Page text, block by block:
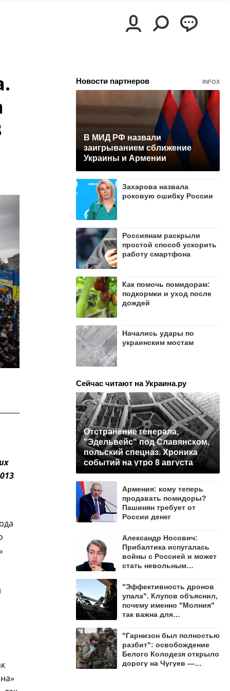
Новости партнеров INFOX
В МИД РФ назвали
заигрыванием сближение
Украины и Армении
Захарова назвала
роковую ошибку России
Россиянам раскрыли
простой способ ускорить
работу смартфона
Как помочь помидорам:
подкормки и уход после
дождей
Начались удары по
украинским мостам
Сейчас читают на Украина.ру
Отстранение генерала,
"Эдельвейс" под Славянском,
польский спецназ. Хроника
событий на утро 8 августа
Армения: кому теперь
продавать помидоры?
Пашинян требует от
России денег
Александр Носович:
Прибалтика испугалась
войны с Россией и может
стать невольным
"Эффективность дронов
упала". Клупов объяснил,
почему именно "Молния"
так важна для
"Гарнизон был полностью
разбит": освобождение
Белого Колодезя открыло
дорогу на Чугуев —